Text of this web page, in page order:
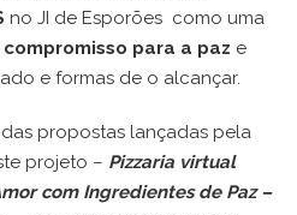
no JI de Esporões como uma
para a paz e
e formas de o alcançar.
propostas lançadas pela
projeto – Pizzaria virtual
com Ingredientes de Paz –